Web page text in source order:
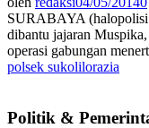
SURABAYA
dibantu jajaran
operasi gabungan
polsek sukolilorazia
Politik &